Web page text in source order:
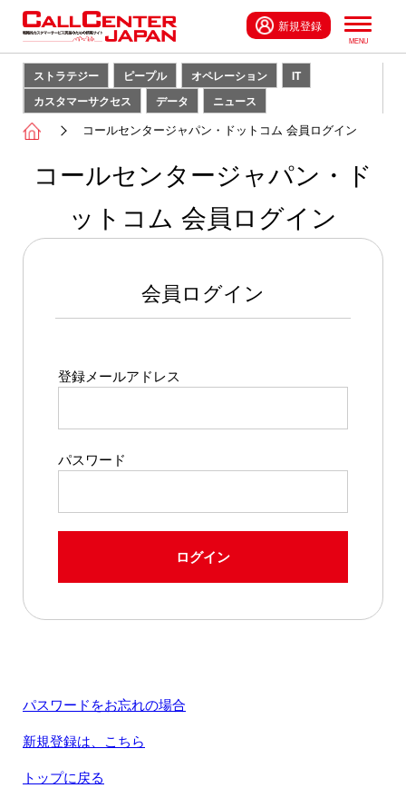
新規登録
ストラテジー ピープル オペレーション
IT
カスタマーサクセス
データ ニュース
コールセンタージャパン・ドットコム 会員ログイン
コールセンタージャパン・ド
ットコム 会員ログイン
会員ログイン
登録メールアドレス
パスワード
ログイン
パスワードをお忘れの場合
新規登録は、こちら
トップに戻る